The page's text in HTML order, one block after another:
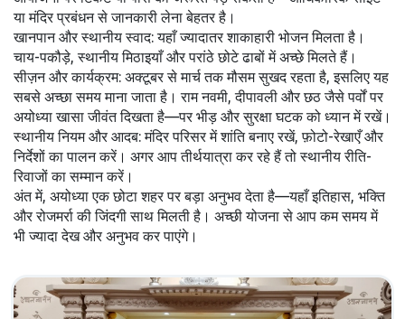
या मंदिर प्रबंधन से जानकारी लेना बेहतर है।
खानपान और स्थानीय स्वाद: यहाँ ज्यादातर शाकाहारी भोजन मिलता है।
चाय-पकौड़े, स्थानीय मिठाइयाँ और परांठे छोटे ढाबों में अच्छे मिलते हैं।
सीज़न और कार्यक्रम: अक्टूबर से मार्च तक मौसम सुखद रहता है, इसलिए यह
सबसे अच्छा समय माना जाता है। राम नवमी, दीपावली और छठ जैसे पर्वों पर
अयोध्या खासा जीवंत दिखता है—पर भीड़ और सुरक्षा घटक को ध्यान में रखें।
स्थानीय नियम और आदब: मंदिर परिसर में शांति बनाए रखें, फ़ोटो-रेखाएँ और
निर्देशों का पालन करें। अगर आप तीर्थयात्रा कर रहे हैं तो स्थानीय रीति-
रिवाजों का सम्मान करें।
अंत में, अयोध्या एक छोटा शहर पर बड़ा अनुभव देता है—यहाँ इतिहास, भक्ति
और रोजमर्रा की जिंदगी साथ मिलती है। अच्छी योजना से आप कम समय में
भी ज्यादा देख और अनुभव कर पाएंगे।